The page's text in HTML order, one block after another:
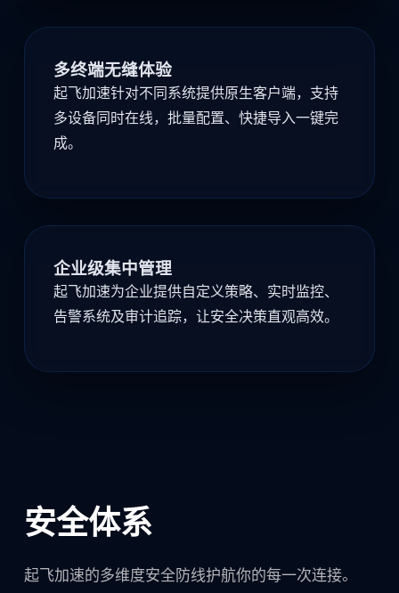
多终端无缝体验
起飞加速针对不同系统提供原生客户端，支持
多设备同时在线，批量配置、快捷导入一键完
成。
企业级集中管理
起飞加速为企业提供自定义策略、实时监控、
告警系统及审计追踪，让安全决策直观高效。
安全体系
起飞加速的多维度安全防线护航你的每一次连接。